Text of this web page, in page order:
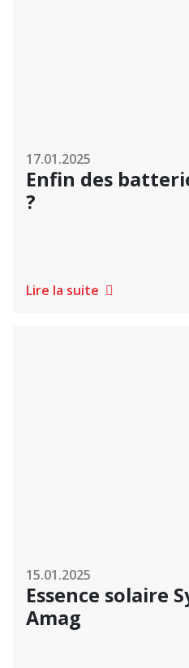
17.01.2025
Enfin des
?
Lire la suite
15.01.2025
Essence solaire
Amag